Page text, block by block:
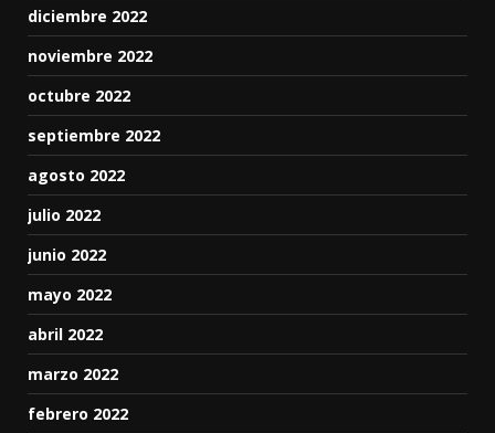
diciembre 2022
noviembre 2022
octubre 2022
septiembre 2022
agosto 2022
julio 2022
junio 2022
mayo 2022
abril 2022
marzo 2022
febrero 2022